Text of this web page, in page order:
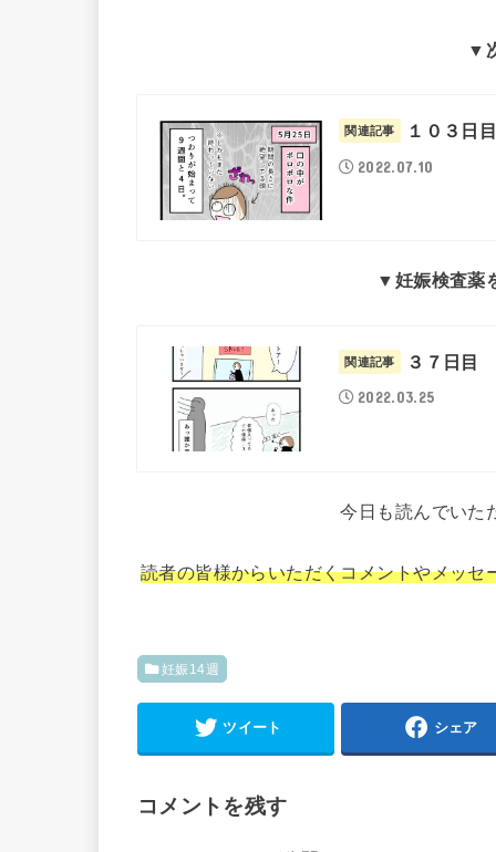
▼
関連記事 １０３日
2022.07.10
▼ 妊娠検査薬
関連記事 ３７日目
2022.03.25
今日も読んでいた
読者の皆様からいただくコメントやメッセ
妊娠14週
ツイート シェア
コメントを残す